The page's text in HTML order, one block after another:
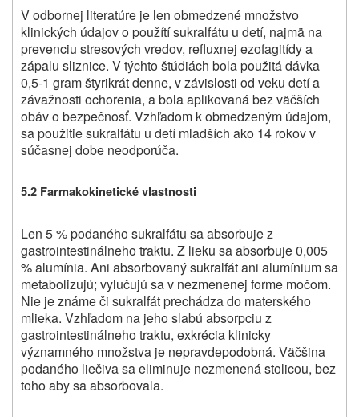
V odbornej literatúre je len obmedzené množstvo
klinických údajov o použítí sukralfátu u detí, najmä na
prevenciu stresových vredov, refluxnej ezofagitídy a
zápalu sliznice. V týchto štúdiách bola použitá dávka
0,5-1 gram štyrikrát denne, v závislosti od veku detí a
závažnosti ochorenia, a bola aplikovaná bez väčších
obáv o bezpečnosť. Vzhľadom k obmedzeným údajom,
sa použitie sukralfátu u detí mladších ako 14 rokov v
súčasnej dobe neodporúča.
5.2 Farmakokinetické vlastnosti
Len 5 % podaného sukralfátu sa absorbuje z
gastrointestinálneho traktu. Z lieku sa absorbuje 0,005
% alumínia. Ani absorbovaný sukralfát ani alumínium sa
metabolizujú; vylučujú sa v nezmenenej forme močom.
Nie je známe či sukralfát prechádza do materského
mlieka. Vzhľadom na jeho slabú absorpciu z
gastrointestinálneho traktu, exkrécia klinicky
významného množstva je nepravdepodobná. Väčšina
podaného liečiva sa eliminuje nezmenená stolicou, bez
toho aby sa absorbovala.